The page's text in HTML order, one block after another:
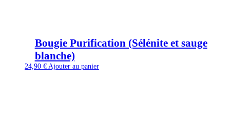
Bougie Purification (Sélénite et sauge
blanche)
24,90 € Ajouter au panier